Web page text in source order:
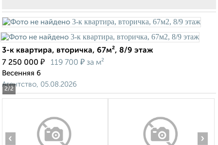
2/2
3-к квартира, вторичка, 67м², 8/9 этаж
7 250 000 ₽ 119 700 ₽ за м²
Весенняя 6
Агентство, 05.08.2026
‹ ›